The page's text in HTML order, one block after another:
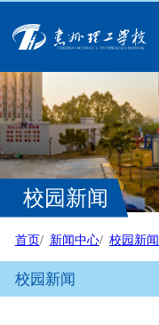
校园新闻
首页 新闻中心 校园新闻
校园新闻